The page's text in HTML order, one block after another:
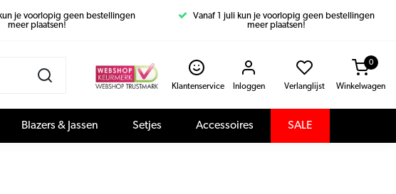
je voorlopig geen bestellingen
meer plaatsen!
Vanaf 1 juli kun je voorlopig geen bestellingen
meer plaatsen!
Klantenservice Inloggen Verlanglijst Winkelwagen
0
Blazers & Jassen Setjes Accessoires SALE